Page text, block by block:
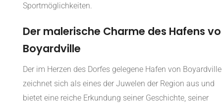
Sportmöglichkeiten.
Der malerische Charme des Hafens
Boyardville
Der im Herzen des Dorfes gelegene Hafen von Boyardville
zeichnet sich als eines der Juwelen der Region aus und
bietet eine reiche Erkundung seiner Geschichte, seiner